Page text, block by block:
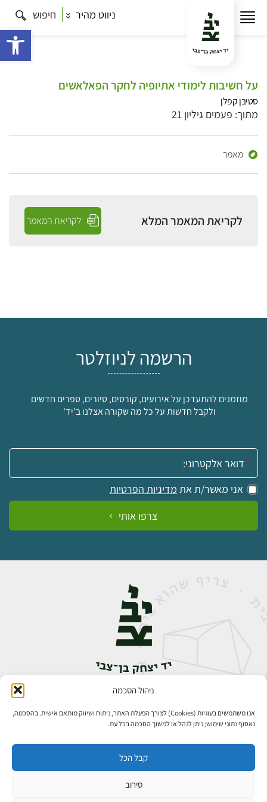
ניהול הסכמה
אנו משתמשים בעוגיות (Cookies) לצורך הפעלת האתר, ניתוח ושיווק מותאם אישית. בהסכמה,
נאסוף נתוני שימוש; ניתן לנהל או למשוך הסכמה בכל עת.
קבל הכל
סירוב
ניווט מהיר חיפוש
על חשיבות לימודי אתיופיה לחקר הפאלאשים
סטיבן קפלן
מתוך: פעמים גיליון 21
מאמר
לקריאת המאמר המלא לקריאת המאמר
הרשמה לניוזלטר
מוזמנים להתעדכן על אירועים, קורסים, סיורים, ספרים חדשים
ולקבל חדשות על כל מה שקורה אצלנו ב'יד'
אימייל:
אני מאשר/ת את מדיניות הפרטיות
צרפו אותי
אבן גבירול 14, רחביה, ירושלים